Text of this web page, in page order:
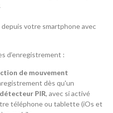
votre smartphone avec
d’enregistrement :
de mouvement
dès qu'un
détecteur PIR, avec si activé
téléphone ou tablette (iOs et